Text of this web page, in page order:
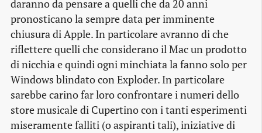
daranno da pensare a quelli che da 20 anni
pronosticano la sempre data per imminente
chiusura di Apple. In particolare avranno di che
riflettere quelli che considerano il Mac un prodotto
di nicchia e quindi ogni minchiata la fanno solo per
Windows blindato con Exploder. In particolare
sarebbe carino far loro confrontare i numeri dello
store musicale di Cupertino con i tanti esperimenti
miseramente falliti (o aspiranti tali), iniziative di